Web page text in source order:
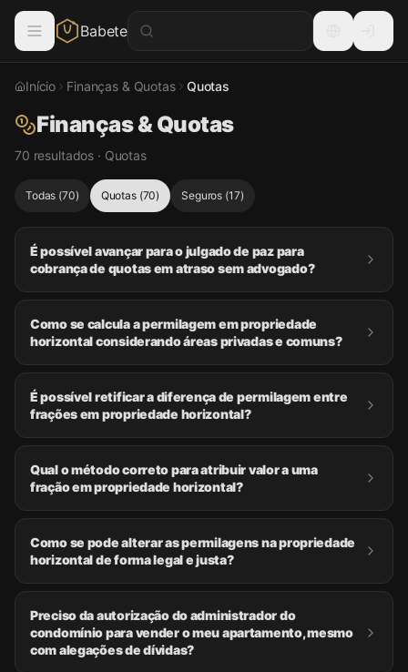
Babete
Início Finanças & Quotas Quotas
Finanças & Quotas
70 resultados · Quotas
Todas (70) Quotas(70) Seguros (17)
É possível avançar para o julgado de paz para
cobrança de quotas em atraso sem advogado?
Como se calcula a permilagem em propriedade
horizontal considerando áreas privadas e comuns?
É possível retificar a diferença de permilagem entre
frações em propriedade horizontal?
Qual o método correto para atribuir valor a uma
fração em propriedade horizontal?
Como se pode alterar as permilagens na propriedade
horizontal de forma legal e justa?
Preciso da autorização do administrador do
condomínio para vender o meu apartamento, mesmo
com alegações de dívidas?